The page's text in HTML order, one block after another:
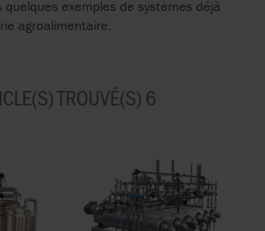
quelques exemples de systèmes déjà
agroalimentaire.
TROUVÉ(S) 6